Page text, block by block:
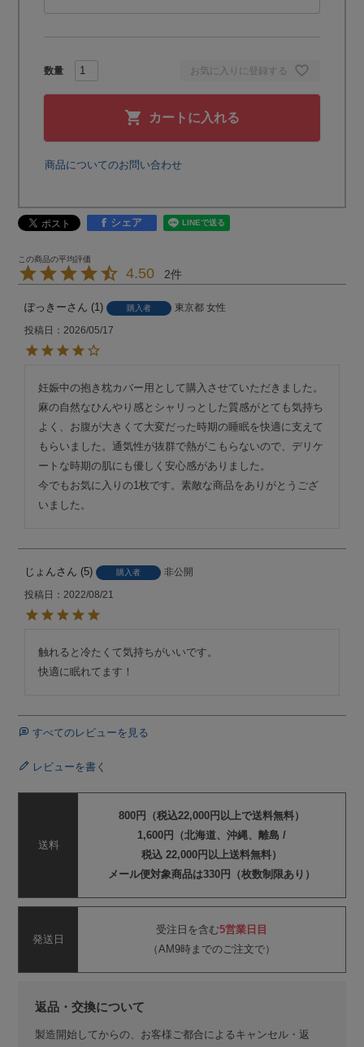
お気に入りに登録する
カートに入れる
商品についてのお問い合わせ
シェア
4.50 2
ぽっきー 1 購入者 東京都 女性
投稿日
2026/05/17
妊娠中の抱き枕カバー用として購入させていただきました。
麻の自然なひんやり感とシャリっとした質感がとても気持ち
よく、お腹が大きくて大変だった時期の睡眠を快適に支えて
もらいました。通気性が抜群で熱がこもらないので、デリケ
ートな時期の肌にも優しく安心感がありました。
今でもお気に入りの1枚です。素敵な商品をありがとうござ
いました。
じょん 5 購入者
非公開
投稿日
2022/08/21
触れると冷たくて気持ちがいいです。
快適に眠れてます！
すべてのレビューを見る
レビューを書く
送料
800円（税込22,000円以上で送料無料）
1,600円（北海道、沖縄、離島 /
税込 22,000円以上送料無料）
メール便対象商品は330円（枚数制限あり）
発送日
受注日を含む5営業日目
（AM9時までのご注文で）
返品・交換について
製造開始してからの、お客様ご都合によるキャンセル・返